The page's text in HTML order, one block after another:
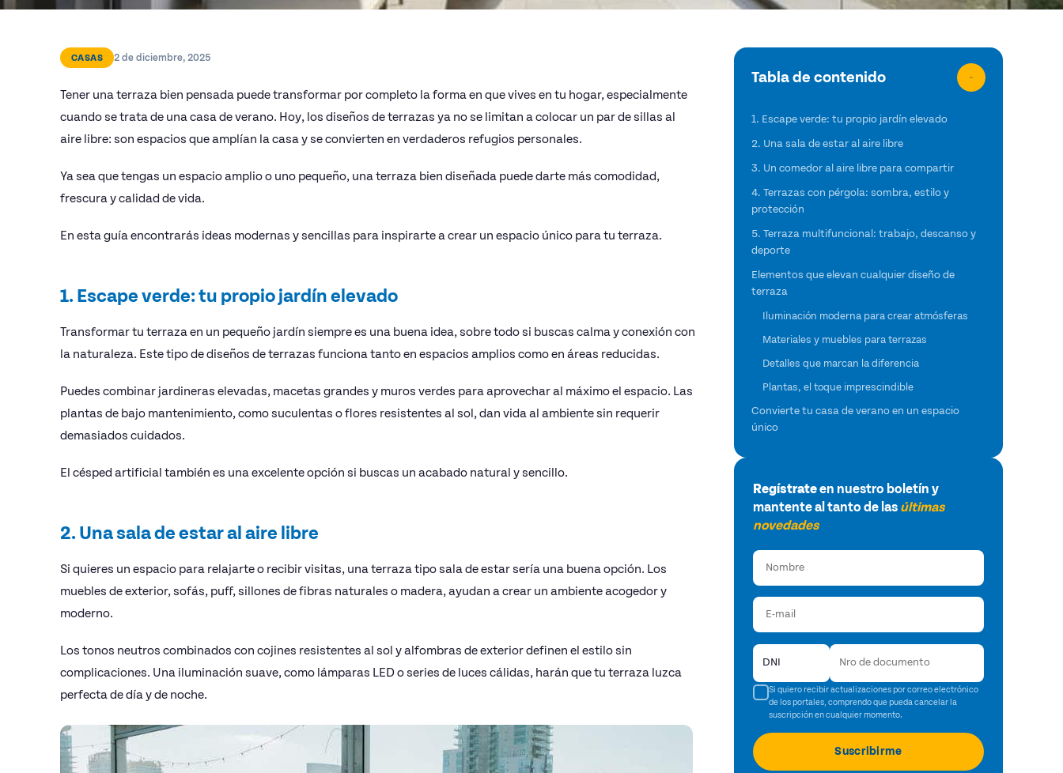
CASAS 2 de diciembre, 2025
Tener una terraza bien pensada puede transformar por completo la forma en que vives en tu hogar, especialmente
cuando se trata de una casa de verano. Hoy, los diseños de terrazas ya no se limitan a colocar un par de sillas al
aire libre: son espacios que amplían la casa y se convierten en verdaderos refugios personales.
Ya sea que tengas un espacio amplio o uno pequeño, una terraza bien diseñada puede darte más comodidad,
frescura y calidad de vida.
En esta guía encontrarás ideas modernas y sencillas para inspirarte a crear un espacio único para tu terraza.
1. Escape verde: tu propio jardín elevado
Transformar tu terraza en un pequeño jardín siempre es una buena idea, sobre todo si buscas calma y conexión con
la naturaleza. Este tipo de diseños de terrazas funciona tanto en espacios amplios como en áreas reducidas.
Puedes combinar jardineras elevadas, macetas grandes y muros verdes para aprovechar al máximo el espacio. Las
plantas de bajo mantenimiento, como suculentas o flores resistentes al sol, dan vida al ambiente sin requerir
demasiados cuidados.
El césped artificial también es una excelente opción si buscas un acabado natural y sencillo.
2. Una sala de estar al aire libre
Si quieres un espacio para relajarte o recibir visitas, una terraza tipo sala de estar sería una buena opción. Los
muebles de exterior, sofás, puff, sillones de fibras naturales o madera, ayudan a crear un ambiente acogedor y
moderno.
Los tonos neutros combinados con cojines resistentes al sol y alfombras de exterior definen el estilo sin
complicaciones. Una iluminación suave, como lámparas LED o series de luces cálidas, harán que tu terraza luzca
perfecta de día y de noche.
Tabla de contenido
1. Escape verde: tu propio jardín elevado
2. Una sala de estar al aire libre
3. Un comedor al aire libre para compartir
4. Terrazas con pérgola: sombra, estilo y
protección
5. Terraza multifuncional: trabajo, descanso y
deporte
Elementos que elevan cualquier diseño de
terraza
Iluminación moderna para crear atmósferas
Materiales y muebles para terrazas
Detalles que marcan la diferencia
Plantas, el toque imprescindible
Convierte tu casa de verano en un espacio
único
Regístrateen nuestro boletín y
mantente al tanto de las últimas
novedades
Si quiero recibir actualizaciones por correo electrónico
de los portales, comprendo que pueda cancelar la
suscripción en cualquier momento.